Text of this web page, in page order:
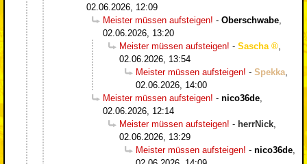
02.06.2026, 12:09
Meister müssen aufsteigen! - Oberschwabe
02.06.2026, 13:20
Meister müssen aufsteigen! - Sascha
02.06.2026, 13:54
Meister müssen aufsteigen! - Spekka
02.06.2026, 14:00
Meister müssen aufsteigen! - nico36de
02.06.2026, 12:14
Meister müssen aufsteigen! - herrNick
02.06.2026, 13:29
Meister müssen aufsteigen! - nico36de